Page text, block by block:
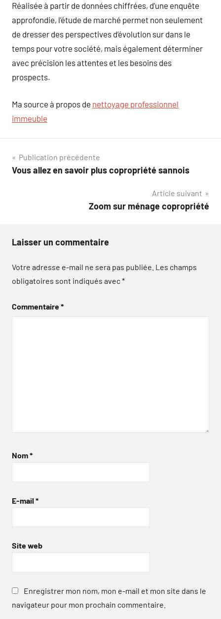
Réalisée à partir de données chiffrées, d’une enquête
approfondie, l’étude de marché permet non seulement
de dresser des perspectives d’évolution sur dans le
temps pour votre société, mais également déterminer
avec précision les attentes et les besoins des
prospects.
Ma source à propos de nettoyage professionnel
immeuble
Navigation
de
Publication précédente
Vous allez en savoir plus copropriété sannois
Article suivant
Zoom sur ménage copropriété
Laisser un commentaire
Votre adresse e-mail ne sera pas publiée. Les champs
obligatoires sont indiqués avec*
Commentaire*
Nom*
E-mail *
Site web
Enregistrer mon nom, mon e-mail et mon site dans le
navigateur pour mon prochain commentaire.